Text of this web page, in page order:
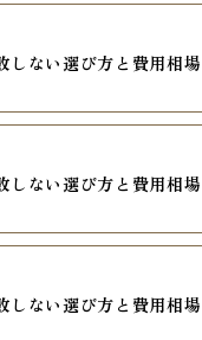
しない選び方と費用相場
しない選び方と費用相場
しない選び方と費用相場